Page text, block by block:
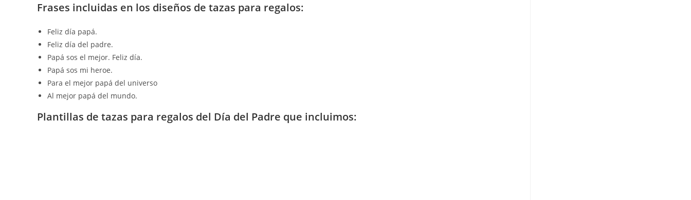
Frases incluidas en los diseños de tazas para regalos:
Feliz día papá.
Feliz día del padre.
Papá sos el mejor. Feliz día.
Papá sos mi heroe.
Para el mejor papá del universo
Al mejor papá del mundo.
Plantillas de tazas para regalos del Día del Padre que incluimos: